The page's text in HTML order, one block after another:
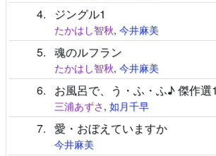
4 ジングル1
たかはし智秋, 今井麻美
5 魂のルフラン
たかはし智秋, 今井麻美
6 お風呂で、う・ふ・ふ♪ 傑作選1
三浦あずさ, 如月千早
7 愛・おぼえていますか
今井麻美